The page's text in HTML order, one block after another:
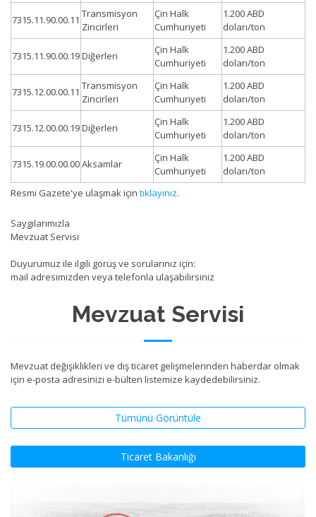
Mevzuat Servisi
Mevzuat değişiklikleri ve dış ticaret gelişmelerinden haberdar olmak
için e-posta adresinizi e-bülten listemize kaydedebilirsiniz.
Tümünü Görüntüle
Ticaret Bakanlığı
7315.11.90.00.11 Transmisyon
Zincirleri
Çin Halk
Cumhuriyeti
1.200 ABD
doları/ton
7315.11.90.00.19Diğerleri
Çin Halk
Cumhuriyeti
1.200 ABD
doları/ton
7315.12.00.00.11 Transmisyon
Zincirleri
Çin Halk
Cumhuriyeti
1.200 ABD
doları/ton
7315.12.00.00.19Diğerleri
Çin Halk
Cumhuriyeti
1.200 ABD
doları/ton
7315.19.00.00.00Aksamlar
Çin Halk
Cumhuriyeti
1.200 ABD
doları/ton
Resmi Gazete'ye ulaşmak için tıklayınız.
Saygılarımızla
Mevzuat Servisi
Duyurumuz ile ilgili görüş ve sorularınız için:
mail adresimizden veya telefonla ulaşabilirsiniz